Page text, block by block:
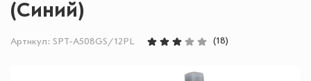
(Синий)
Артикул: SPT-A508GS/12PL (18)